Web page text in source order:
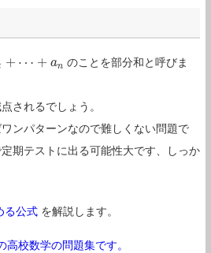
+ ⋯ + an
an
のことを部分和と呼びま
されるでしょう。
ンパターンなので難しくない問題で
期テストに出る可能性大です、しっか
る公式 を解説します。
校数学の問題集です。